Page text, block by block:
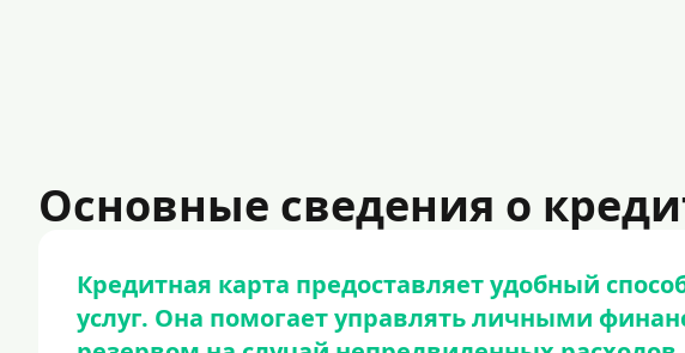
Основные сведения о
Кредитная карта предоставляет удобный
услуг. Она помогает управлять личными